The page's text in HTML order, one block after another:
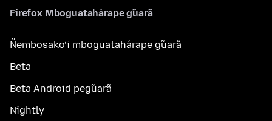
Firefox Mboguatahárape g̃uarã
Ñembosako’i mboguatahárape g̃uarã
Beta
Beta Android peg̃uarã
Nightly